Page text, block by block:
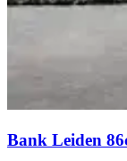
Bank Leiden